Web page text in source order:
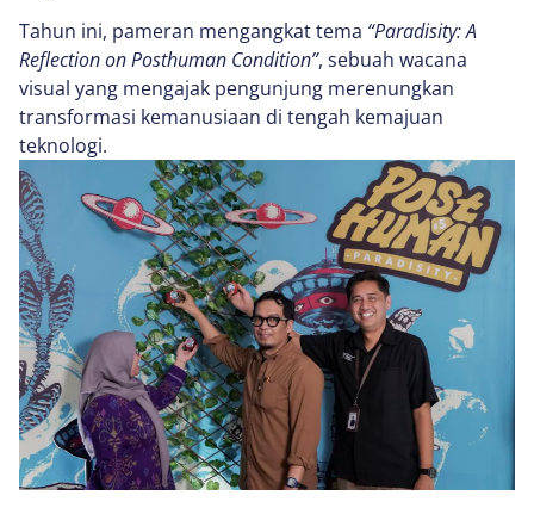
Tahun ini, pameran mengangkat tema “Paradisity: A
Reflection on Posthuman Condition”, sebuah wacana
visual yang mengajak pengunjung merenungkan
transformasi kemanusiaan di tengah kemajuan
teknologi.